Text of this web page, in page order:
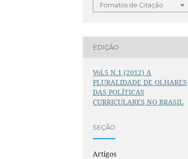
Fomatos de Citação
EDIÇÃO
Vol.5 N.1 (2012) A
PLURALIDADE DE OLHARES
DAS POLÍTICAS
CURRICULARES NO BRASIL
SEÇÃO
Artigos